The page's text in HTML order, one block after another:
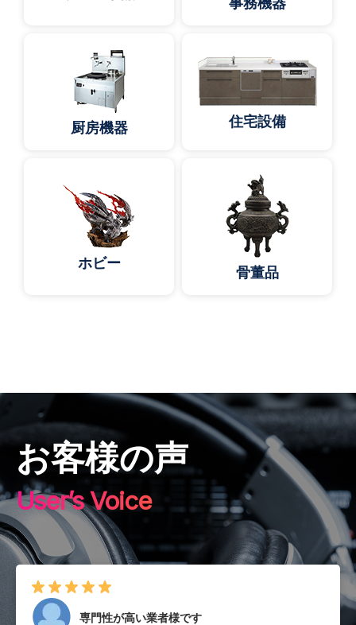
厨房機器 住宅設備
ホビー
骨董品
お客様の声
User’s Voice
専門性が高い業者様です